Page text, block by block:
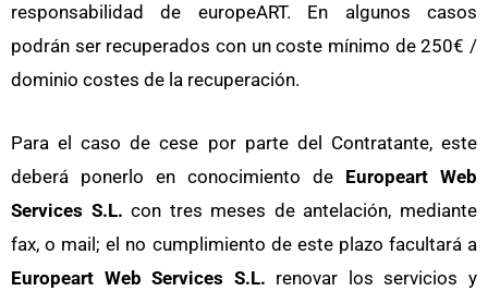
responsabilidad de europeART. En algunos casos
podrán ser recuperados con un coste mínimo de 250€ /
dominio costes de la recuperación.
Para el caso de cese por parte del Contratante, este
deberá ponerlo en conocimiento de Europeart Web
Services S.L. con tres meses de antelación, mediante
fax, o mail; el no cumplimiento de este plazo facultará a
Europeart Web Services S.L. renovar los servicios y